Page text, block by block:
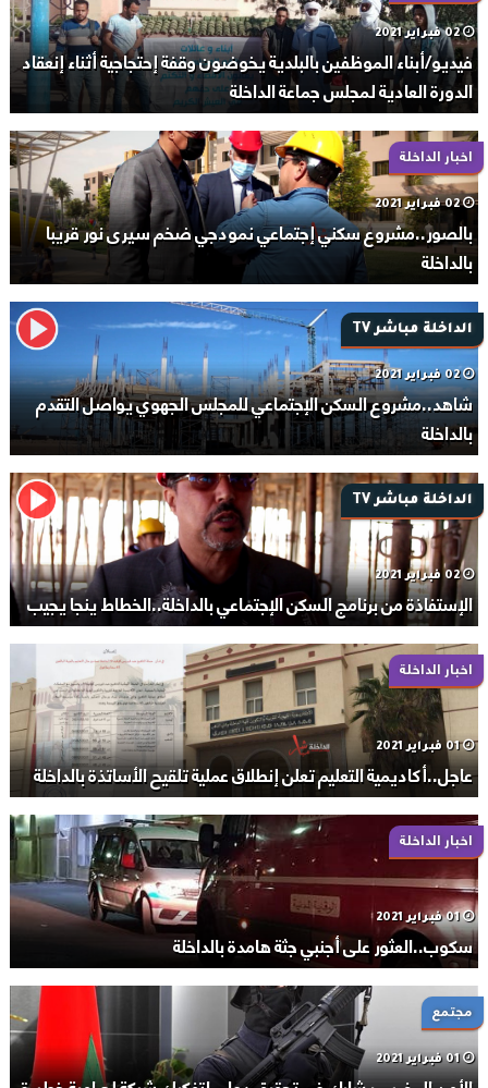
02 فبراير 2021
فيديو/أبناء الموظفين بالبلدية يخوضون وقفة إحتجاجية أثناء إنعقاد
الدورة العادية لمجلس جماعة الداخلة
اخبار الداخلة
02 فبراير 2021
بالصور..مشروع سكني إجتماعي نمودجي ضخم سيرى نور قريبا
بالداخلة
الداخلة مباشر TV
02 فبراير 2021
شاهد..مشروع السكن الإجتماعي للمجلس الجهوي يواصل التقدم
بالداخلة
الداخلة مباشر TV
02 فبراير 2021
الإستفاذة من برنامج السكن الإجتماعي بالداخلة..الخطاط ينجا يجيب
اخبار الداخلة
01 فبراير 2021
عاجل..أكاديمية التعليم تعلن إنطلاق عملية تلقيح الأساتذة بالداخلة
اخبار الداخلة
01 فبراير 2021
سكوب..العثور على أجنبي جثة هامدة بالداخلة
مجتمع
01 فبراير 2021